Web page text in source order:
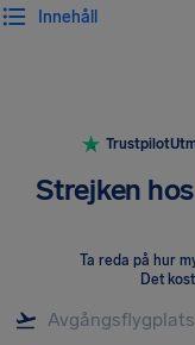
Innehåll
Trustpilot
Strejken
Ta reda på hur
Det